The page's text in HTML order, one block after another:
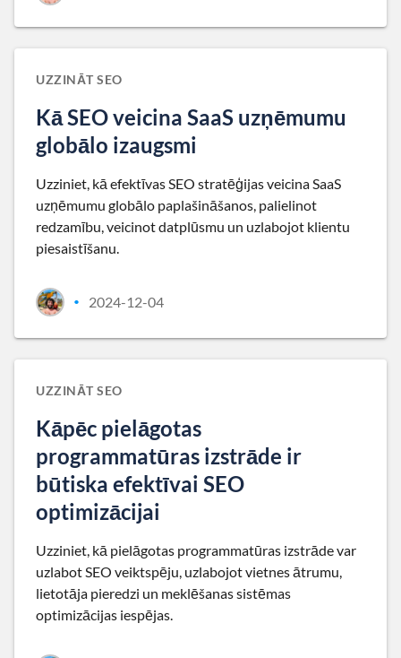
UZZINĀT SEO
Kā SEO veicina SaaS uzņēmumu
globālo izaugsmi
Uzziniet, kā efektīvas SEO stratēģijas veicina SaaS
uzņēmumu globālo paplašināšanos, palielinot
redzamību, veicinot datplūsmu un uzlabojot klientu
piesaistīšanu.
• 2024-12-04
UZZINĀT SEO
Kāpēc pielāgotas
programmatūras izstrāde ir
būtiska efektīvai SEO
optimizācijai
Uzziniet, kā pielāgotas programmatūras izstrāde var
uzlabot SEO veiktspēju, uzlabojot vietnes ātrumu,
lietotāja pieredzi un meklēšanas sistēmas
optimizācijas iespējas.